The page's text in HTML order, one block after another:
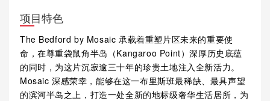
项目特色
The Bedford by Mosaic 承载着重塑片区未来的重要使
命，在尊重袋鼠角半岛（Kangaroo Point）深厚历史底蕴
的同时，为这片沉寂逾三十年的珍贵土地注入全新活力。
Mosaic 深感荣幸，能够在这一布里斯班最稀缺、最具声望
的滨河半岛之上，打造一处全新的地标级奢华生活居所，为